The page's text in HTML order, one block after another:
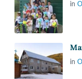
in
in